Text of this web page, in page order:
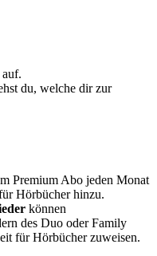
auf.
du, welche dir zur
Premium Abo jeden Monat
Hörbücher hinzu.
können
des Duo oder Family
für Hörbücher zuweisen.